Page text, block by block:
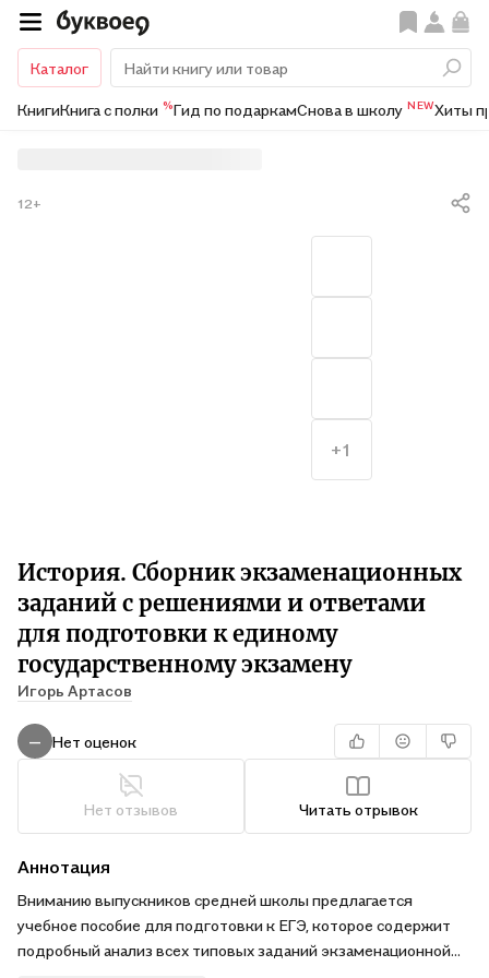
Каталог
КнигиКнига с полки %Гид по подаркамСнова в школу NEWХиты
История. Сборник экзаменационных
заданий с решениями и ответами
для подготовки к единому
государственному экзамену
Игорь Артасов
12+
— Нет оценок
Нет отзывов Читать отрывок
+1
Аннотация
Вниманию выпускников средней школы предлагается
учебное пособие для подготовки к ЕГЭ, которое содержит
подробный анализ всех типовых заданий экзаменационной